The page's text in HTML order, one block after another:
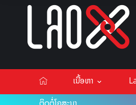
ເນື້ອຫາ